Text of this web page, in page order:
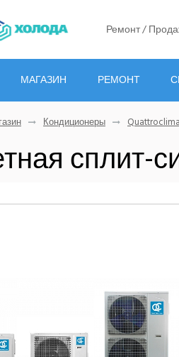
Ремонт /
МАГАЗИН РЕМОНТ
Кондиционеры
сплит-